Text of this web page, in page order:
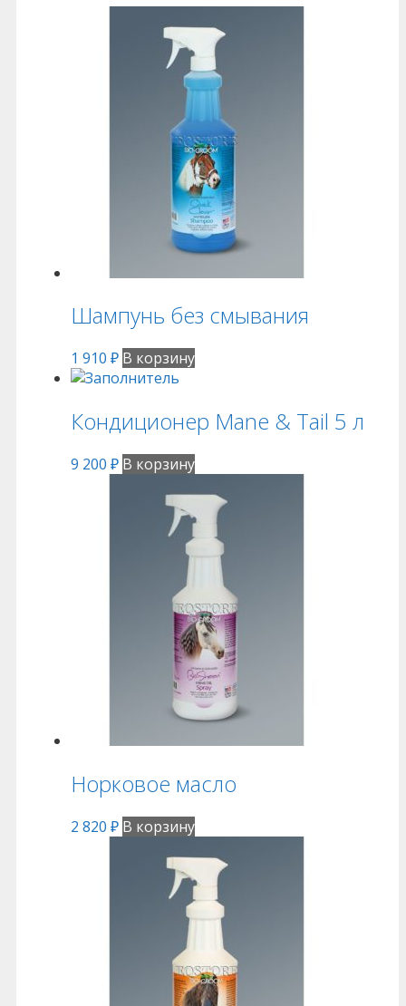
Шампунь без смывания
1 910 ₽ В корзину
Кондиционер Mane & Tail 5 л
9 200 ₽ В корзину
Норковое масло
2 820 ₽ В корзину